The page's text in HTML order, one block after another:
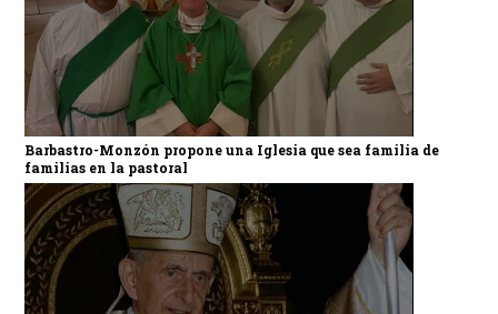
Barbastro-Monzón propone una Iglesia que sea familia de
familias en la pastoral